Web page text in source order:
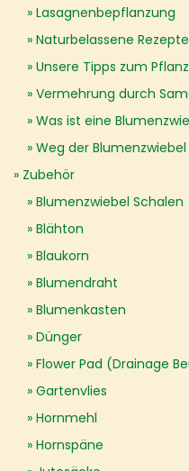
Lasagnenbepflanzung
Naturbelassene
Unsere Tipps zum
Vermehrung durch
Was ist eine
Weg der Blumenzwiebel
Zubehör
Blumenzwiebel Schalen
Blähton
Blaukorn
Blumendraht
Blumenkasten
Dünger
Flower Pad (Drainage
Gartenvlies
Hornmehl
Hornspäne